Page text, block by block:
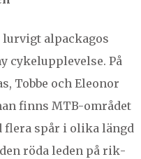
lurvigt alpack­a­gos
cykelup­plevelse. På
Tobbe och Eleonor
finns MTB-området
flera spår i oli­ka längd
röda leden på rik­